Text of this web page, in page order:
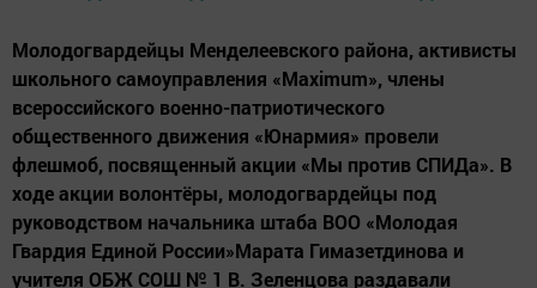
Молодогвардейцы Менделеевского района, активисты
школьного самоуправления «Maximum», члены
всероссийского военно-патриотического
общественного движения «Юнармия» провели
флешмоб, посвященный акции «Мы против СПИДа». В
ходе акции волонтёры, молодогвардейцы под
руководством начальника штаба ВОО «Молодая
Гвардия Единой России»Марата Гимазетдинова и
учителя ОБЖ СОШ № 1 В. Зеленцова раздавали